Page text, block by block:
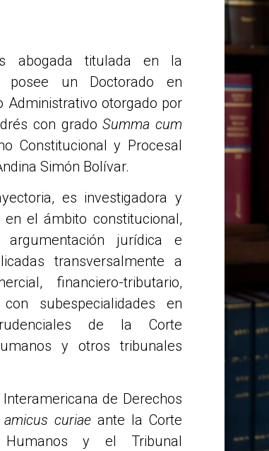
abogada titulada en la
posee un Doctorado en
Administrativo otorgado por
con gradoSumma cum
Constitucional y Procesal
Simón Bolívar.
es investigadora y
el ámbito constitucional,
jurídica e
transversalmente a
financiero-tributario,
subespecialidades en
de la Corte
y otros tribunales
de Derechos
amicus curiaeante la Corte
Humanos y el Tribunal